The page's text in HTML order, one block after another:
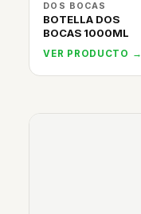
DOS BOCAS
BOTELLA DOS
BOCAS 1000ML
VER PRODUCTO →